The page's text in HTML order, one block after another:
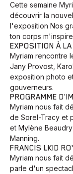
Cette semaine
découvrir la
l'exposition Nos
ton corps
EXPOSITION À
Myriam rencontre
Jany Provost,
exposition photo
gouverneurs.
PROGRAMME
Myriam nous fait
de Sorel-Tracy et
et Mylène
Manning.
FRANCIS LKID
Myriam nous fait
parle d'un